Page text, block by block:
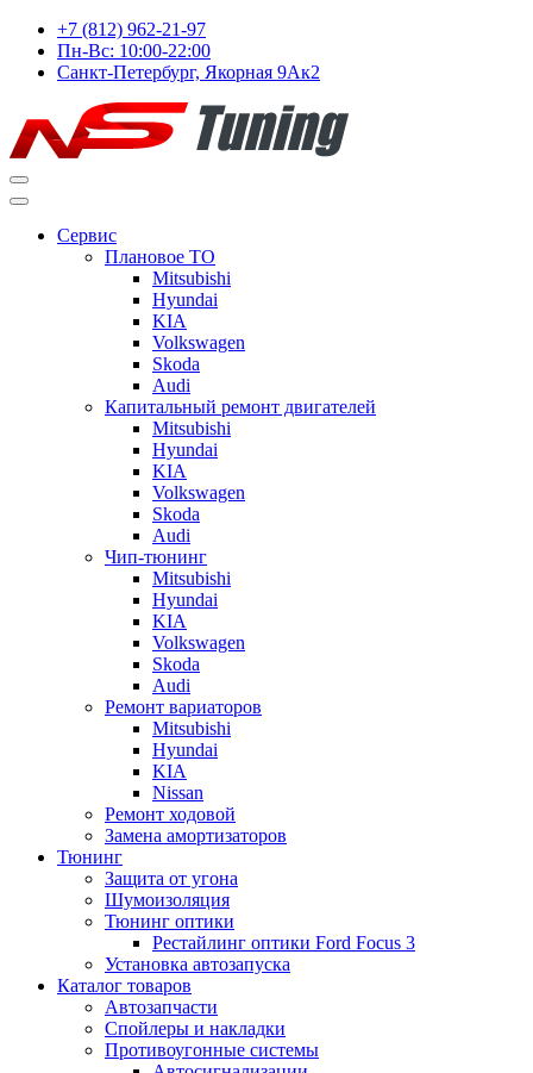
+7 (812) 962-21-97
Пн-Вс: 10:00-22:00
Санкт-Петербург, Якорная 9Ак2
Сервис
Плановое ТО
Mitsubishi
Hyundai
KIA
Volkswagen
Skoda
Audi
Капитальный ремонт двигателей
Mitsubishi
Hyundai
KIA
Volkswagen
Skoda
Audi
Чип-тюнинг
Mitsubishi
Hyundai
KIA
Volkswagen
Skoda
Audi
Ремонт вариаторов
Mitsubishi
Hyundai
KIA
Nissan
Ремонт ходовой
Замена амортизаторов
Тюнинг
Защита от угона
Шумоизоляция
Тюнинг оптики
Рестайлинг оптики Ford Focus 3
Установка автозапуска
Каталог товаров
Автозапчасти
Спойлеры и накладки
Противоугонные системы